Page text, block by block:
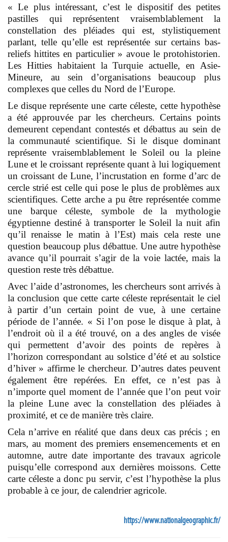
« Le plus intéressant, c’est le dispositif des petites
pastilles qui représentent vraisemblablement la
constellation des pléiades qui est, stylistiquement
parlant, telle qu’elle est représentée sur certains bas-
reliefs hittites en particulier » avoue le protohistorien.
Les Hitties habitaient la Turquie actuelle, en Asie-
Mineure, au sein d’organisations beaucoup plus
complexes que celles du Nord de l’Europe.
Le disque représente une carte céleste, cette hypothèse
a été approuvée par les chercheurs. Certains points
demeurent cependant contestés et débattus au sein de
la communauté scientifique. Si le disque dominant
représente vraisemblablement le Soleil ou la pleine
Lune et le croissant représente quant à lui logiquement
un croissant de Lune, l’incrustation en forme d’arc de
cercle strié est celle qui pose le plus de problèmes aux
scientifiques. Cette arche a pu être représentée comme
une barque céleste, symbole de la mythologie
égyptienne destiné à transporter le Soleil la nuit afin
qu’il renaisse le matin à l’Est) mais cela reste une
question beaucoup plus débattue. Une autre hypothèse
avance qu’il pourrait s’agir de la voie lactée, mais la
question reste très débattue.
Avec l’aide d’astronomes, les chercheurs sont arrivés à
la conclusion que cette carte céleste représentait le ciel
à partir d’un certain point de vue, à une certaine
période de l’année. « Si l’on pose le disque à plat, à
l’endroit où il a été trouvé, on a des angles de visée
qui permettent d’avoir des points de repères à
l’horizon correspondant au solstice d’été et au solstice
d’hiver » affirme le chercheur. D’autres dates peuvent
également être repérées. En effet, ce n’est pas à
n’importe quel moment de l’année que l’on peut voir
la pleine Lune avec la constellation des pléiades à
proximité, et ce de manière très claire.
Cela n’arrive en réalité que dans deux cas précis ; en
mars, au moment des premiers ensemencements et en
automne, autre date importante des travaux agricole
puisqu’elle correspond aux dernières moissons. Cette
carte céleste a donc pu servir, c’est l’hypothèse la plus
probable à ce jour, de calendrier agricole.
https://www.nationalgeographic.fr/